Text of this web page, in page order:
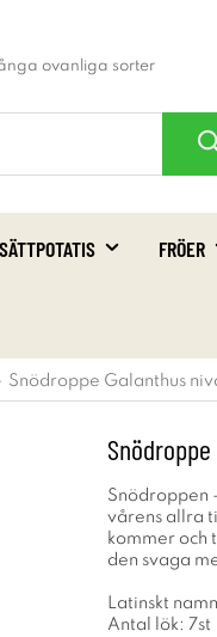
ovanliga sorter
FRÖER
Snödroppe Galanthus
Snödroppen
vårens allra
kommer och
den svaga
Latinskt
Antal lök: 7st